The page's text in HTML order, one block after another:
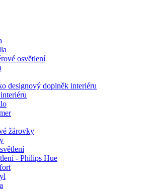
osvětlení
designový doplněk interiéru
žárovky
- Philips Hue